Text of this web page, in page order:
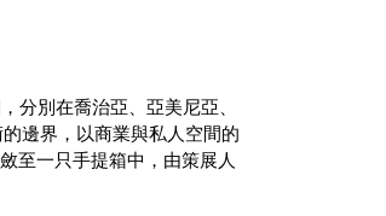
分別在喬治亞、亞美尼亞、
邊界，以商業與私人空間的
至一只手提箱中，由策展人